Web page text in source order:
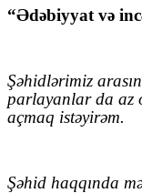
“Ədəbiyyat və
Şəhidlərimiz
parlayanlar da az
açmaq istəyirəm.
Şəhid haqqında